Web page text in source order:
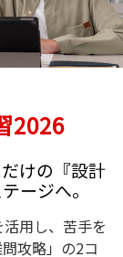
2026
けの『設計
ージへ。
用し、苦手を
攻略」の2コ